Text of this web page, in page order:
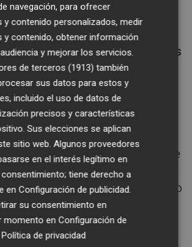
2020 se llevaron a cabo las
que permitieron reconocer
y falsos techos pertenecientes
remodelación del edificio
porVicente Rodríguez
XX para trasformar la
en sede de la Audiencia.
entonces techos de vigas de
pintados
a la época original del edificio
Felipe Rubioen la segunda
XVIII, los forjados de madera
planta segunda que
navegación, para ofrecer
y contenido personalizados, medir
y contenido, obtener información
y mejorar los servicios.
de terceros (1913) también
sus datos para estos y
incluido el uso de datos de
precisos y características
Sus elecciones se aplican
sitio web. Algunos proveedores
en el interés legítimo en
consentimiento; tiene derecho a
enConfiguración de publicidad
su consentimiento en
momento enConfiguración de
.Política de privacidad